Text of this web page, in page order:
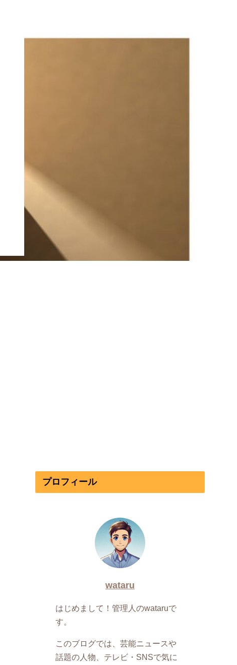
プロフィール
wataru
はじめまして！管理人のwataruで
す。
このブログでは、芸能ニュースや
話題の人物、テレビ・SNSで気に